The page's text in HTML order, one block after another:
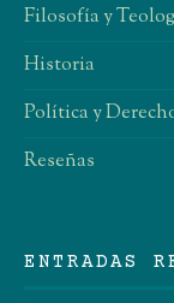
Filosofía y
Historia
Política y
Reseñas
ENTRADAS